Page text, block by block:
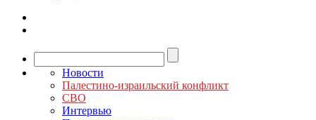
Новости
Палестино-израильский конфликт
СВО
Интервью